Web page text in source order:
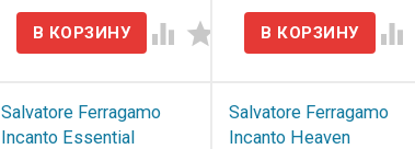
Salvatore Ferragamo
Incanto Essential
Salvatore Ferragamo
Incanto Heaven